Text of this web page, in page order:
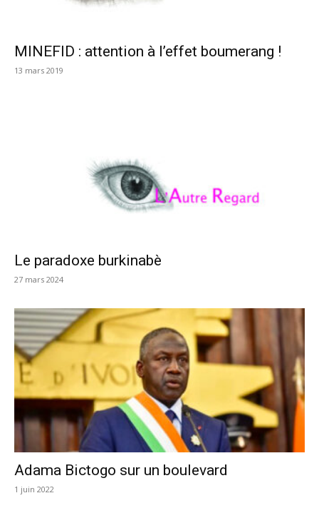
MINEFID : attention à l’effet boumerang !
13 mars 2019
Le paradoxe burkinabè
27 mars 2024
Adama Bictogo sur un boulevard
1 juin 2022